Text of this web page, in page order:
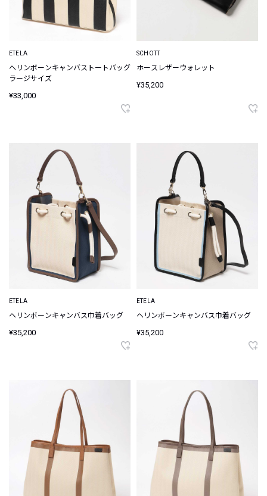
ETELA
ヘリンボーンキャンバストートバッグ
ラージサイズ
¥33,000
SCHOTT
ホースレザーウォレット
¥35,200
ETELA
ヘリンボーンキャンバス巾着バッグ
¥35,200
ETELA
ヘリンボーンキャンバス巾着バッグ
¥35,200